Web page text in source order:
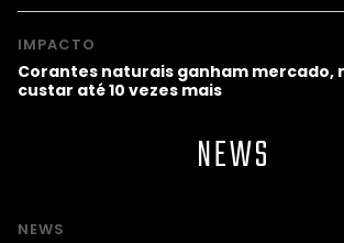
IMPACTO
Corantes naturais ganham mercado,
custar até 10 vezes mais
NEWS
NEWS